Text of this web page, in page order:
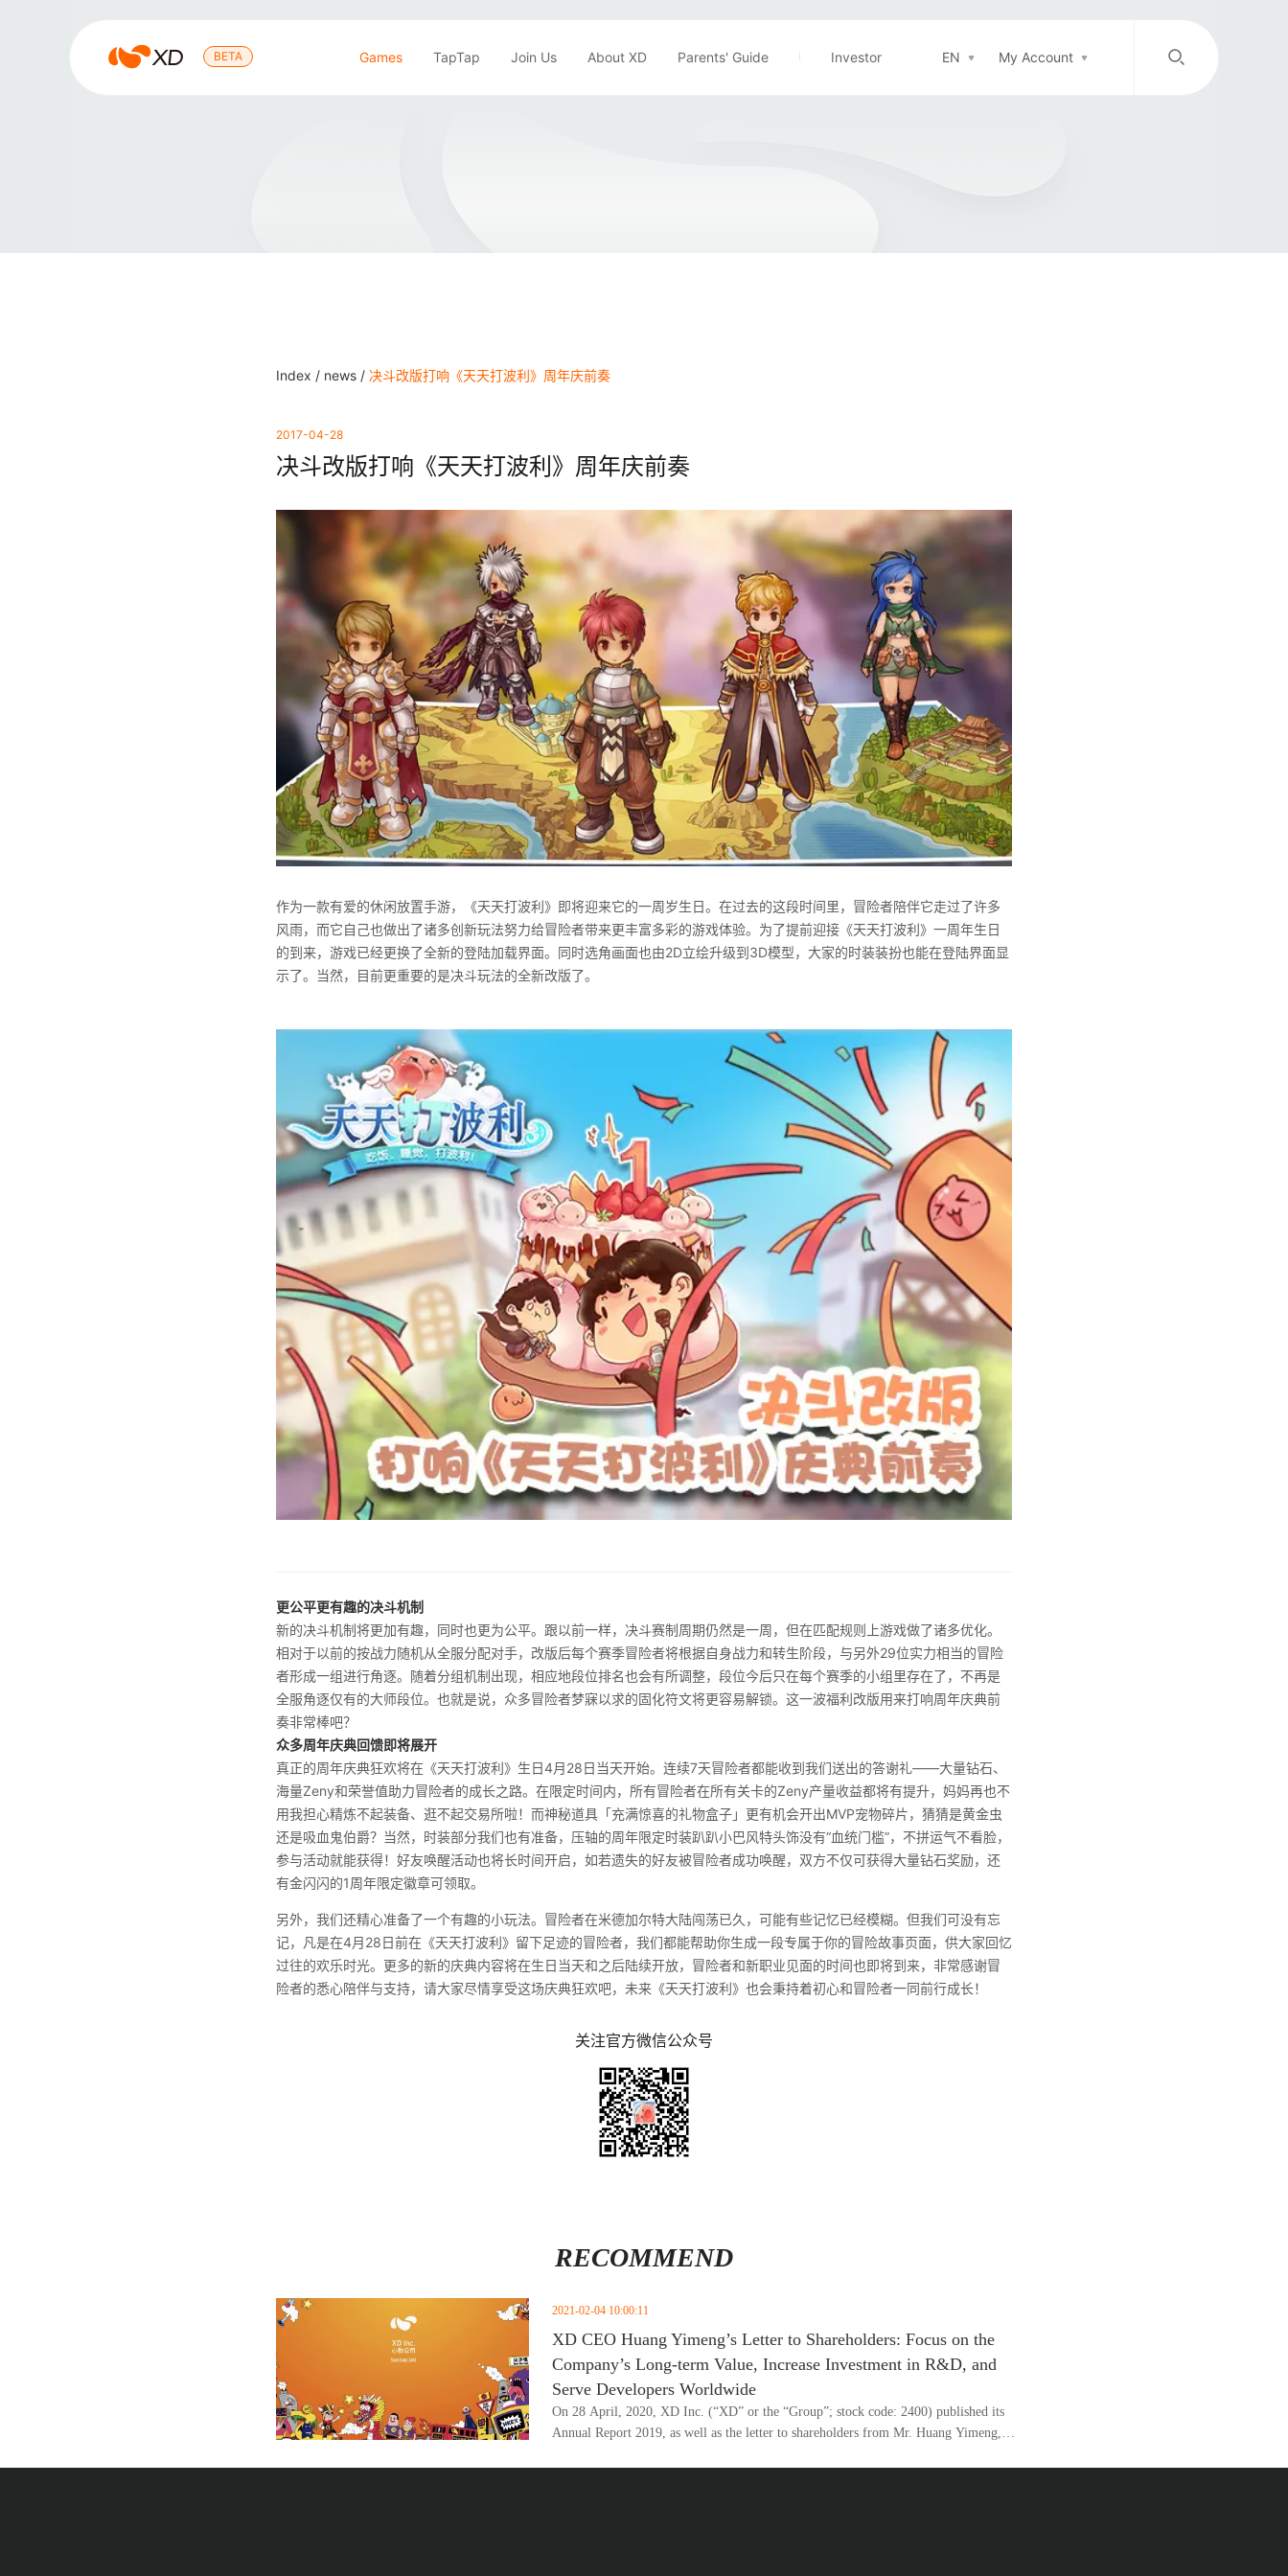
心
BETA Games TapTap Join Us About XD Parents' Guide Investor EN My Account
/
Index / news / 决斗改版打响《天天打波利》周年庆前奏
2017-04-28
决斗改版打响《天天打波利》周年庆前奏
作为一款有爱的休闲放置手游，《天天打波利》即将迎来它的一周岁生日。在过去的这段时间里，冒险者陪伴它走过了许多
风雨，而它自己也做出了诸多创新玩法努力给冒险者带来更丰富多彩的游戏体验。为了提前迎接《天天打波利》一周年生日
的到来，游戏已经更换了全新的登陆加载界面。同时选角画面也由2D立绘升级到3D模型，大家的时装装扮也能在登陆界面显
示了。当然，目前更重要的是决斗玩法的全新改版了。
更公平更有趣的决斗机制
新的决斗机制将更加有趣，同时也更为公平。跟以前一样，决斗赛制周期仍然是一周，但在匹配规则上游戏做了诸多优化。
相对于以前的按战力随机从全服分配对手，改版后每个赛季冒险者将根据自身战力和转生阶段，与另外29位实力相当的冒险
者形成一组进行角逐。随着分组机制出现，相应地段位排名也会有所调整，段位今后只在每个赛季的小组里存在了，不再是
全服角逐仅有的大师段位。也就是说，众多冒险者梦寐以求的固化符文将更容易解锁。这一波福利改版用来打响周年庆典前
奏非常棒吧？
众多周年庆典回馈即将展开
真正的周年庆典狂欢将在《天天打波利》生日4月28日当天开始。连续7天冒险者都能收到我们送出的答谢礼——大量钻石、
海量Zeny和荣誉值助力冒险者的成长之路。在限定时间内，所有冒险者在所有关卡的Zeny产量收益都将有提升，妈妈再也不
用我担心精炼不起装备、逛不起交易所啦！而神秘道具「充满惊喜的礼物盒子」更有机会开出MVP宠物碎片，猜猜是黄金虫
还是吸血鬼伯爵？当然，时装部分我们也有准备，压轴的周年限定时装趴趴小巴风特头饰没有“血统门槛”，不拼运气不看脸，
参与活动就能获得！好友唤醒活动也将长时间开启，如若遗失的好友被冒险者成功唤醒，双方不仅可获得大量钻石奖励，还
有金闪闪的1周年限定徽章可领取。
另外，我们还精心准备了一个有趣的小玩法。冒险者在米德加尔特大陆闯荡已久，可能有些记忆已经模糊。但我们可没有忘
记，凡是在4月28日前在《天天打波利》留下足迹的冒险者，我们都能帮助你生成一段专属于你的冒险故事页面，供大家回忆
过往的欢乐时光。更多的新的庆典内容将在生日当天和之后陆续开放，冒险者和新职业见面的时间也即将到来，非常感谢冒
险者的悉心陪伴与支持，请大家尽情享受这场庆典狂欢吧，未来《天天打波利》也会秉持着初心和冒险者一同前行成长！
关注官方微信公众号
RECOMMEND
2021-02-04 10:00:11
XD CEO Huang Yimeng’s Letter to Shareholders: Focus on the
Company’s Long-term Value, Increase Investment in R&D, and
Serve Developers Worldwide
On 28 April, 2020, XD Inc. (“XD” or the “Group”; stock code: 2400) published its
Annual Report 2019, as well as the letter to shareholders from Mr. Huang Yimeng,